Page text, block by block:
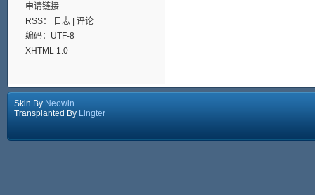
申请链接
RSS：
日志| 评论
编码：UTF-8
XHTML 1.0
Skin By Neowin
Transplanted By Lingter